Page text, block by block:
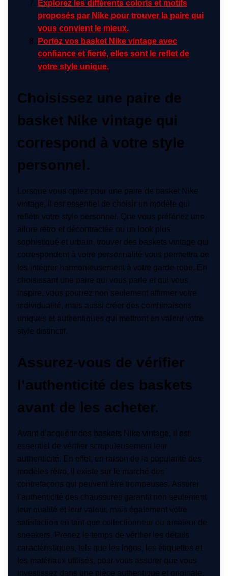
Explorez les différents coloris et motifs
proposés par Nike pour trouver la paire qui
vous convient le mieux.
Portez vos basket Nike vintage avec
confiance et fierté, elles sont le reflet de
votre style unique.
Choisissez une paire de
basket Nike vintage qui
correspond à votre style
personnel.
Lorsque vous optez pour une paire de basket Nike
vintage, il est essentiel de choisir un modèle qui
reflète votre style personnel. Que vous préfériez une
allure rétro et décontractée ou un look plus
sophistiqué et urbain, trouver des baskets vintage qui
correspondent à votre personnalité vous permettra de
les intégrer harmonieusement à votre garde-robe. En
choisissant une paire qui vous parle et qui vous
inspire, vous pourrez non seulement affirmer votre
individualité, mais aussi créer des combinaisons
uniques et authentiques qui mettront en valeur votre
style distinctif.
Assurez-vous de vérifier
l’authenticité des baskets
avant de les acheter.
Avant d’acquérir des baskets Nike vintage, il est
essentiel de vérifier scrupuleusement leur
authenticité. En effet, en raison de la popularité des
modèles rétro, il existe sur le marché des
contrefaçons qui peuvent être trompeuses. Assurer
l’authenticité des chaussures garantit non seulement
leur qualité et leur valeur, mais également votre
satisfaction en tant que collectionneur ou amateur de
sneakers. Prenez le temps de vérifier les détails
caractéristiques, tels que les logos, les étiquettes et
les matériaux utilisés, pour vous assurer que vous
investissez dans une pièce authentique et originale.